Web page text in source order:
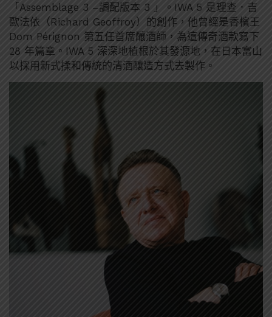
「Assemblage 3 –調配版本 3 」。IWA 5 是理查．吉
歐法依（Richard Geoffroy）的創作，他曾經是香檳王
Dom Pérignon 第五任首席釀酒師，為這傳奇酒款寫下
28 年篇章。IWA 5 深深地植根於其發源地，在日本富山
以採用新式揉和傳統的清酒釀造方式去製作。